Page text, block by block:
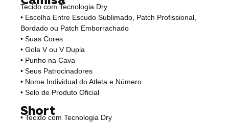
Tecido com Tecnologia Dry
• Escolha Entre Escudo Sublimado, Patch Profissional,
Bordado ou Patch Emborrachado
• Suas Cores
• Gola V ou V Dupla
• Punho na Cava
• Seus Patrocinadores
• Nome Individual do Atleta e Número
• Selo de Produto Oficial
Short
• Tecido com Tecnologia Dry